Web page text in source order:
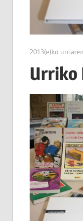
2013(e)ko
Urriko